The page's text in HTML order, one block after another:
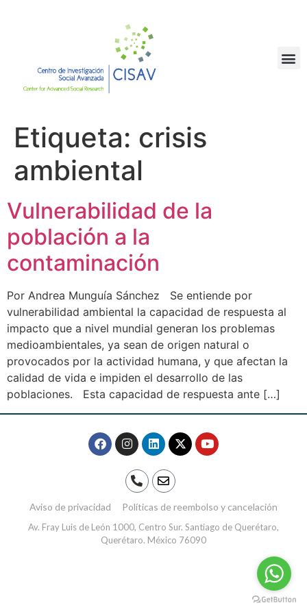
Etiqueta: crisis
ambiental
Vulnerabilidad de la
población a la
contaminación
Por Andrea Munguía Sánchez Se entiende por
vulnerabilidad ambiental la capacidad de respuesta al
impacto que a nivel mundial generan los problemas
medioambientales, ya sean de origen natural o
provocados por la actividad humana, y que afectan la
calidad de vida e impiden el desarrollo de las
poblaciones. Esta capacidad de respuesta ante […]
Aviso de privacidad Políticas de reembolso y cancelación
Av. Fray Luis de León 1000, Centro Sur. Santiago de Querétaro,
Querétaro. México 76090